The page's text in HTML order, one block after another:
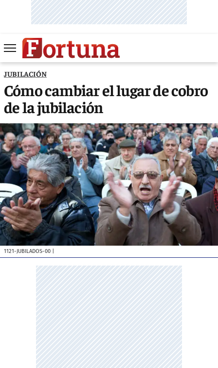
JUBILACIÓN
Cómo cambiar el lugar de cobro
de la jubilación
1121-JUBILADOS-00